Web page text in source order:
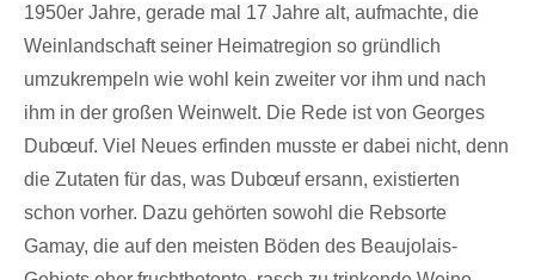
1950er Jahre, gerade mal 17 Jahre alt, aufmachte, die
Weinlandschaft seiner Heimatregion so gründlich
umzukrempeln wie wohl kein zweiter vor ihm und nach
ihm in der großen Weinwelt. Die Rede ist von Georges
Dubœuf. Viel Neues erfinden musste er dabei nicht, denn
die Zutaten für das, was Dubœuf ersann, existierten
schon vorher. Dazu gehörten sowohl die Rebsorte
Gamay, die auf den meisten Böden des Beaujolais-